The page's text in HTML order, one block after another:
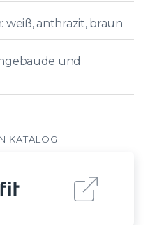
anthrazit, braun
und